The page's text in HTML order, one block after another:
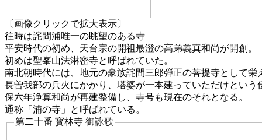
〔画像クリックで拡大表示〕
往時は詫間浦唯一の眺望のある寺
平安時代の初め、天台宗の開祖最澄の高弟義真和尚が開創。
初めは聖峯山法淋密寺と呼ばれていた。
南北朝時代には、地元の豪族詫間三郎弾正の菩提寺として栄
長曽我部の兵火にかかり、塔婆が一本建っていただけとい
保六年浄算和尚が再建整備し、寺号も現在のそれとなる。
通称「浦の寺」と呼ばれている。
第二十番 寳林寺 御詠歌